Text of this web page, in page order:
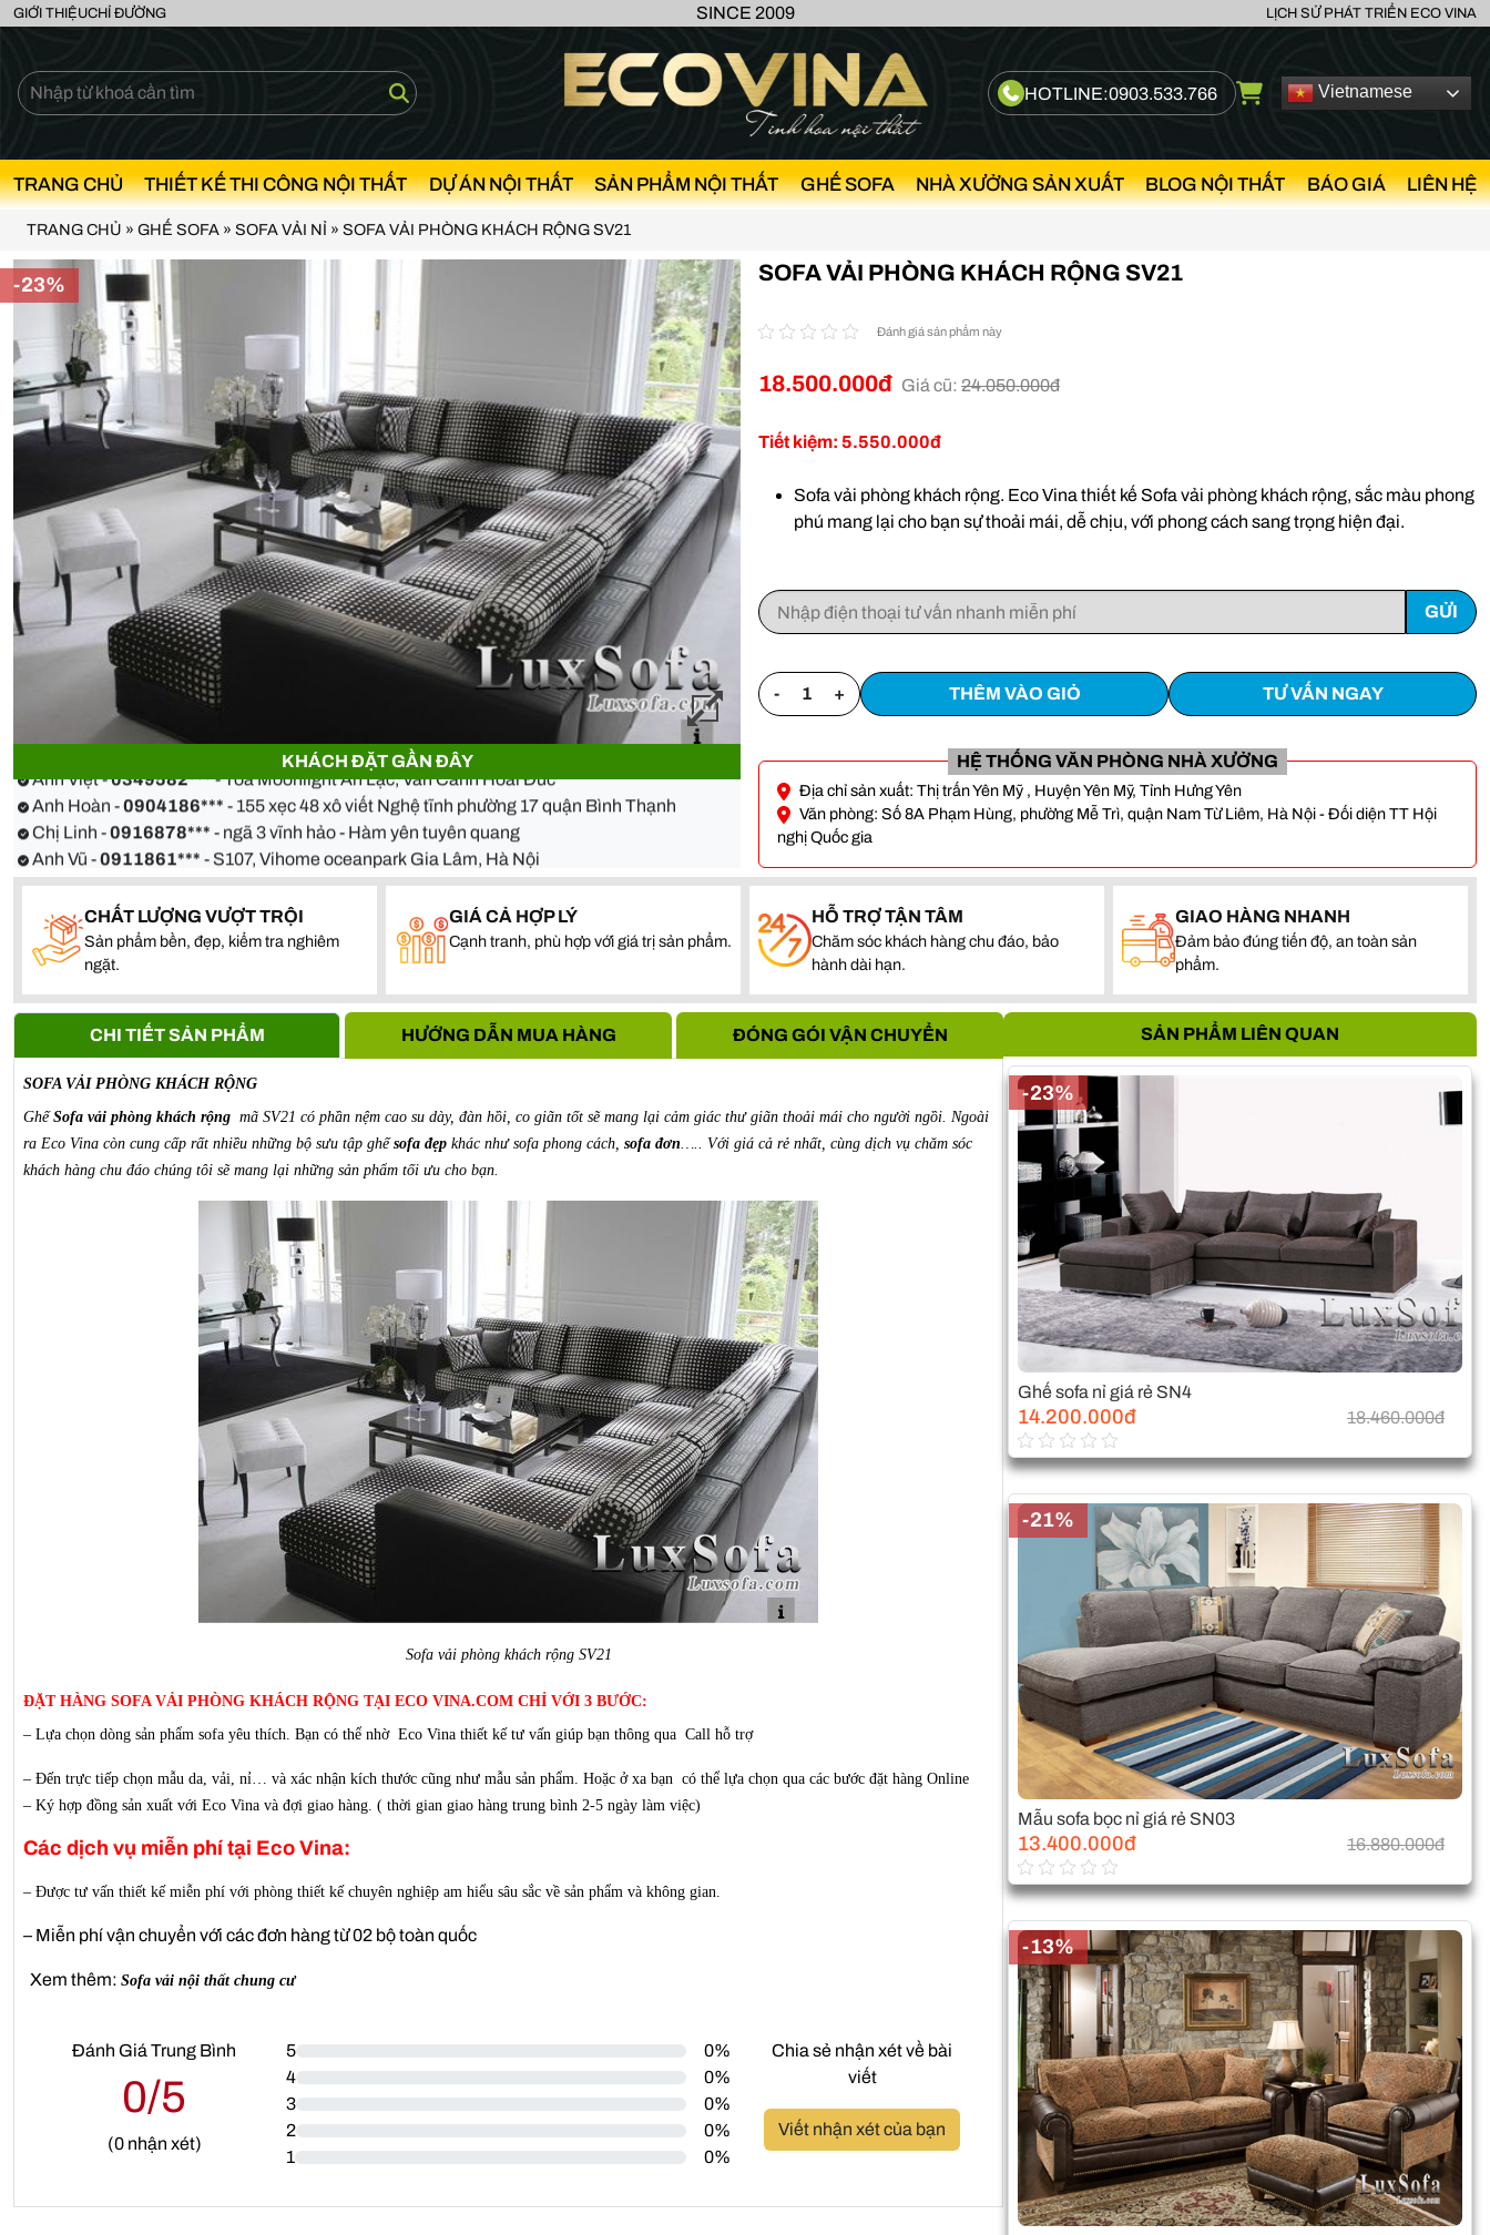
GIỚI THIỆUCHỈ ĐƯỜNG SINCE 2009 LỊCH SỬ PHÁT TRIỂN ECO VINA
HOTLINE:0903.533.766 Vietnamese
TRANG CHỦ THIẾT KẾ THI CÔNG NỘI THẤT DỰ ÁN NỘI THẤT SẢN PHẨM NỘI THẤT GHẾ SOFA NHÀ XƯỞNG SẢN XUẤT BLOG NỘI THẤT BÁO GIÁ LIÊN HỆ
TRANG CHỦ » GHẾ SOFA » SOFA VẢI NỈ » SOFA VẢI PHÒNG KHÁCH RỘNG SV21
-23%
KHÁCH ĐẶT GẦN ĐÂY
Anh Thiện - 0929090***
- 23 Mẹ Thứ - Hòa Xuân - Cẩm Lệ - Đà Nẵng
Chị Hoa -
0988068***
- Toà Moonlight An Lạc, Vân Canh Hoài Đức
Anh Hoàn -0904186***- 155 xẹc 48 xô viết Nghệ tĩnh phường 17 quận Bình Thạnh
Chị Linh - 0916878***
- ngã 3 vĩnh hảo - Hàm yên tuyên quang
Anh Vũ - 0911861***- S107, Vihome oceanpark Gia Lâm, Hà Nội
Anh Thiện -0929090***- 23 Mẹ Thứ - Hòa Xuân - Cẩm Lệ - Đà Nẵng
Chị Hoa -0988068***- 56 Nguyễn Khang, Cầu Giấy
Anh Việt -0349582***- Toà Moonlight An Lạc, Vân Canh Hoài Đức
Anh Hoàn -0904186*** - 155 xẹc 48 xô viết Nghệ tĩnh phường 17 quận Bình Thạnh
Chị Linh -0916878***
- ngã 3 vĩnh hảo - Hàm yên tuyên quang
Anh Vũ -0911861***- S107, Vihome oceanpark Gia Lâm, Hà Nội
SOFA VẢI PHÒNG KHÁCH RỘNG SV21
Đánh giá sản phẩm này
18.500.000đ Giá cũ: 24.050.000đ
Tiết kiệm: 5.550.000đ
Sofa vải phòng khách rộng. Eco Vina thiết kế Sofa vải phòng khách rộng, sắc màu phong
phú mang lại cho bạn sự thoải mái, dễ chịu, với phong cách sang trọng hiện đại.
- + THÊM VÀO GIỎ TƯ VẤN NGAY
HỆ THỐNG VĂN PHÒNG NHÀ XƯỞNG
Địa chỉ sản xuất: Thị trấn Yên Mỹ , Huyện Yên Mỹ, Tỉnh Hưng Yên
Văn phòng: Số 8A Phạm Hùng, phường Mễ Trì, quận Nam Từ Liêm, Hà Nội - Đối diện TT Hội
nghị Quốc gia
CHẤT LƯỢNG VƯỢT TRỘI
Sản phẩm bền, đẹp, kiểm tra nghiêm
ngặt.
GIÁ CẢ HỢP LÝ
Cạnh tranh, phù hợp với giá trị sản phẩm.
HỖ TRỢ TẬN TÂM
Chăm sóc khách hàng chu đáo, bảo
hành dài hạn.
GIAO HÀNG NHANH
Đảm bảo đúng tiến độ, an toàn sản
phẩm.
CHI TIẾT SẢN PHẨM HƯỚNG DẪN MUA HÀNG ĐÓNG GÓI VẬN CHUYỂN
SOFA VẢI PHÒNG KHÁCH RỘNG
GhếSofa vải phòng khách rộng mã SV21 có phần nệm cao su dày, đàn hồi, co giãn tốt sẽ mang lại cảm giác thư giãn thoải mái cho người ngồi. Ngoài
ra Eco Vina còn cung cấp rất nhiều những bộ sưu tập ghếsofa đẹp khác như sofa phong cách, sofa đơn….. Với giá cả rẻ nhất, cùng dịch vụ chăm sóc
khách hàng chu đáo chúng tôi sẽ mang lại những sản phẩm tối ưu cho bạn.
Sofa vải phòng khách rộng SV21
ĐẶT HÀNG SOFA VẢI PHÒNG KHÁCH RỘNG TẠI ECO VINA.COM CHỈ VỚI 3 BƯỚC:
– Lựa chọn dòng sản phẩm sofa yêu thích. Bạn có thể nhờ Eco Vina thiết kế tư vấn giúp bạn thông qua Call hỗ trợ
– Đến trực tiếp chọn mẫu da, vải, nỉ… và xác nhận kích thước cũng như mẫu sản phẩm. Hoặc ở xa bạn có thể lựa chọn qua các bước đặt hàng Online
– Ký hợp đồng sản xuất với Eco Vina và đợi giao hàng. ( thời gian giao hàng trung bình 2-5 ngày làm việc)
Các dịch vụ miễn phí tại Eco Vina:
– Được tư vấn thiết kế miễn phí với phòng thiết kế chuyên nghiệp am hiểu sâu sắc về sản phẩm và không gian.
– Miễn phí vận chuyển với các đơn hàng từ 02 bộ toàn quốc
Xem thêm: Sofa vải nội thất chung cư
Đánh Giá Trung Bình
0/5
(0nhận xét)
5
0%
4
0%
3
0%
2
0%
1
0%
Chia sẻ nhận xét về bài
viết
Viết nhận xét của bạn
SẢN PHẨM LIÊN QUAN
Ghế sofa nỉ giá rẻ SN4
14.200.000đ 18.460.000đ
-23%
Mẫu sofa bọc nỉ giá rẻ SN03
13.400.000đ 16.880.000đ
-21%
-13%